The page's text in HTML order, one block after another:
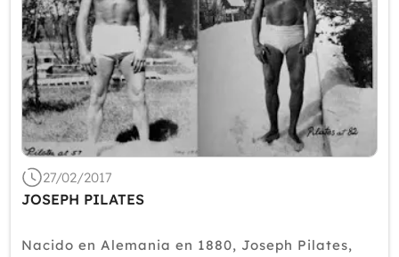
Octubre
Septiembre
Agosto
Julio
Junio
Mayo
Abril
Febrero
Enero
2016
27/02/2017
JOSEPH PILATES
Nacido en Alemania en 1880, Joseph Pilates,